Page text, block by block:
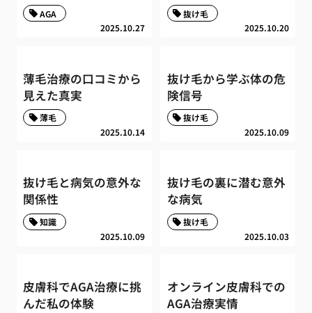
2025.10.27
AGA
2025.10.20
抜け毛
薄毛治療の口コミから
見えた真実
2025.10.14
薄毛
抜け毛から学ぶ体の危
険信号
2025.10.09
抜け毛
抜け毛と病気の意外な
関係性
2025.10.09
知識
抜け毛の裏に潜む意外
な病気
2025.10.03
抜け毛
皮膚科でAGA治療に挑
んだ私の体験
オンライン皮膚科での
AGA治療実情